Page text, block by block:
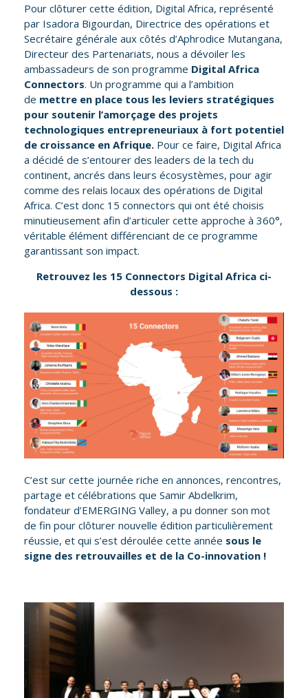
Pour clôturer cette édition, Digital Africa, représenté
par Isadora Bigourdan, Directrice des opérations et
Secrétaire générale aux côtés d’Aphrodice Mutangana,
Directeur des Partenariats, nous a dévoiler les
ambassadeurs de son programme Digital Africa
Connectors. Un programme qui a l’ambition
de mettre en place tous les leviers stratégiques
pour soutenir l’amorçage des projets
technologiques entrepreneuriaux à fort potentiel
de croissance en Afrique. Pour ce faire, Digital Africa
a décidé de s’entourer des leaders de la tech du
continent, ancrés dans leurs écosystèmes, pour agir
comme des relais locaux des opérations de Digital
Africa. C’est donc 15 connectors qui ont été choisis
minutieusement afin d’articuler cette approche à 360°,
véritable élément différenciant de ce programme
garantissant son impact.
Retrouvez les 15 Connectors Digital Africa ci-
dessous :
C’est sur cette journée riche en annonces, rencontres,
partage et célébrations que Samir Abdelkrim,
fondateur d’EMERGING Valley, a pu donner son mot
de fin pour clôturer nouvelle édition particulièrement
réussie, et qui s’est déroulée cette année sous le
signe des retrouvailles et de la Co-innovation !